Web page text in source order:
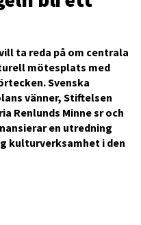
ta reda på om centrala
mötesplats med
Svenska
vänner, Stiftelsen
Renlunds Minne sr och
en utredning
kulturverksamhet i den